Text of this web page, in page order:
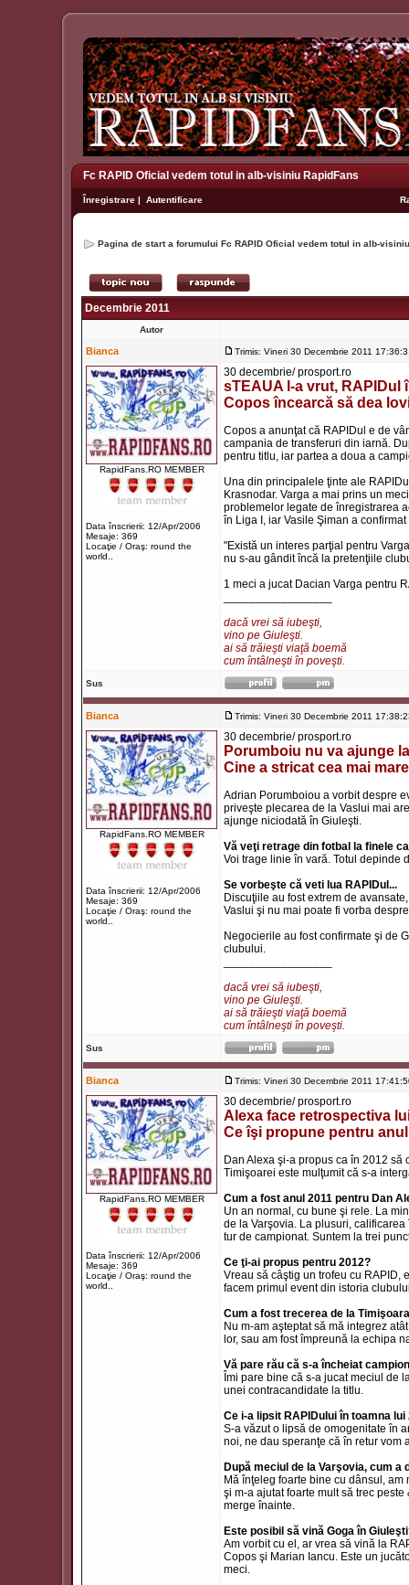
Fc RAPID Oficial vedem totul in alb-visiniu RapidFans
Înregistrare | Autentificare
Pagina de start a forumului Fc RAPID Oficial vedem totul in alb-
Decembrie 2011
Autor
Bianca Trimis: Vineri 30 Decembrie 2011
RapidFans.RO MEMBER
Data înscrierii: 12/Apr/2006
Mesaje: 369
Locaţie / Oraş: round the
world..
30 decembrie/ prosport.ro
sTEAUA l-a vrut, RAPIDul
Copos încearcă să dea
Copos a anunţat că RAPIDul e de
campania de transferuri din iarnă.
pentru titlu, iar partea a doua a
Una din principalele ţinte ale
Krasnodar. Varga a mai prins un
problemelor legate de înregistrarea
în Liga I, iar Vasile Şiman a
"Există un interes parţial pentru
nu s-au gândit încă la pretenţiile
1 meci a jucat Dacian Varga pentru
dacă vrei să iubeşti,
vino pe Giuleşti.
ai să trăieşti viaţă boemă
cum întâlneşti în poveşti.
Sus
Bianca Trimis: Vineri 30 Decembrie 2011
RapidFans.RO MEMBER
Data înscrierii: 12/Apr/2006
Mesaje: 369
Locaţie / Oraş: round the
world..
30 decembrie/ prosport.ro
Porumboiu nu va ajunge
Cine a stricat cea mai
Adrian Porumboiou a vorbit despre
priveşte plecarea de la Vaslui mai
ajunge niciodată în Giuleşti.
Vă veţi retrage din fotbal la finele
Voi trage linie în vară. Totul depinde
Se vorbeşte că veti lua RAPIDul...
Discuţiile au fost extrem de
Vaslui şi nu mai poate fi vorba
Negocierile au fost confirmate şi de
clubului.
dacă vrei să iubeşti,
vino pe Giuleşti.
ai să trăieşti viaţă boemă
cum întâlneşti în poveşti.
Sus
Bianca Trimis: Vineri 30 Decembrie 2011
RapidFans.RO MEMBER
Data înscrierii: 12/Apr/2006
Mesaje: 369
Locaţie / Oraş: round the
world..
30 decembrie/ prosport.ro
Alexa face retrospectiva
Ce îşi propune pentru
Dan Alexa şi-a propus ca în 2012
Timişoarei este mulţumit că s-a
Cum a fost anul 2011 pentru Dan
Un an normal, cu bune şi rele. La
de la Varşovia. La plusuri,
tur de campionat. Suntem la trei
Ce ţi-ai propus pentru 2012?
Vreau să câştig un trofeu cu RAPID,
facem primul event din istoria
Cum a fost trecerea de la
Nu m-am aşteptat să mă integrez
lor, sau am fost împreună la echipa
Vă pare rău că s-a încheiat
Îmi pare bine că s-a jucat meciul de
unei contracandidate la titlu.
Ce i-a lipsit RAPIDului în toamna lui
S-a văzut o lipsă de omogenitate în
noi, ne dau speranţe că în retur vom
După meciul de la Varşovia, cum
Mă înţeleg foarte bine cu dânsul,
şi m-a ajutat foarte mult să trec
merge înainte.
Este posibil să vină Goga în
Am vorbit cu el, ar vrea să vină la
Copos şi Marian Iancu. Este un
meci.